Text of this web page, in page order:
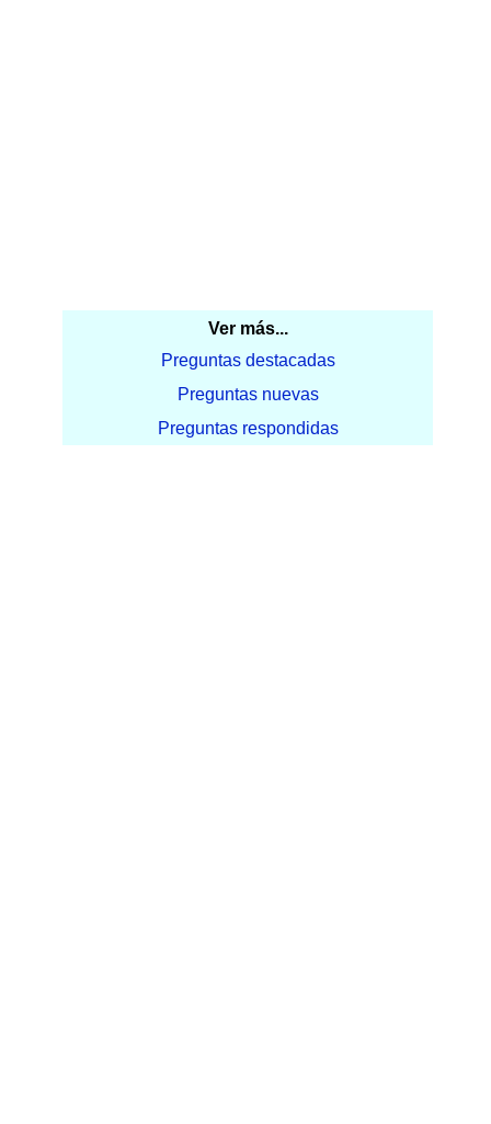
Ver más...
Preguntas destacadas
Preguntas nuevas
Preguntas respondidas